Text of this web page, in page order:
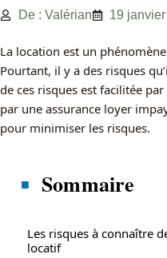
De : Valérian 19
La location est un
Pourtant, il y a des risques
de ces risques est facilitée
par une assurance loyer
pour minimiser les risques.
Sommaire
Les risques à connaître
locatif